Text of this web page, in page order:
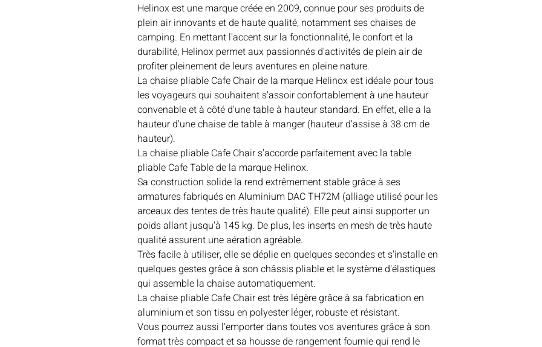
Helinox est une marque créée en 2009, connue pour ses produits de
plein air innovants et de haute qualité, notamment ses chaises de
camping. En mettant l'accent sur la fonctionnalité, le confort et la
durabilité, Helinox permet aux passionnés d'activités de plein air de
profiter pleinement de leurs aventures en pleine nature.
La chaise pliable Cafe Chair de la marque Helinox est idéale pour tous
les voyageurs qui souhaitent s'assoir confortablement à une hauteur
convenable et à côté d'une table à hauteur standard. En effet, elle a la
hauteur d'une chaise de table à manger (hauteur d'assise à 38 cm de
hauteur).
La chaise pliable Cafe Chair s'accorde parfaitement avec la table
pliable Cafe Table de la marque Helinox.
Sa construction solide la rend extrêmement stable grâce à ses
armatures fabriqués en Aluminium DAC TH72M (alliage utilisé pour les
arceaux des tentes de très haute qualité). Elle peut ainsi supporter un
poids allant jusqu'à 145 kg. De plus, les inserts en mesh de très haute
qualité assurent une aération agréable.
Très facile à utiliser, elle se déplie en quelques secondes et s'installe en
quelques gestes grâce à son châssis pliable et le système d'élastiques
qui assemble la chaise automatiquement.
La chaise pliable Cafe Chair est très légère grâce à sa fabrication en
aluminium et son tissu en polyester léger, robuste et résistant.
Vous pourrez aussi l'emporter dans toutes vos aventures grâce à son
format très compact et sa housse de rangement fournie qui rend le